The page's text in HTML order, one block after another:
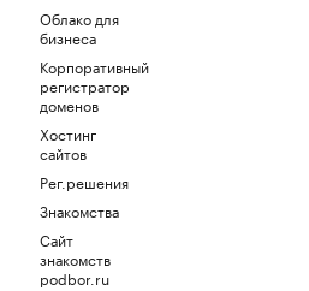
Облако для
бизнеса
Корпоративный
регистратор
доменов
Хостинг
сайтов
Рег.решения
Знакомства
Сайт
знакомств
podbor.ru